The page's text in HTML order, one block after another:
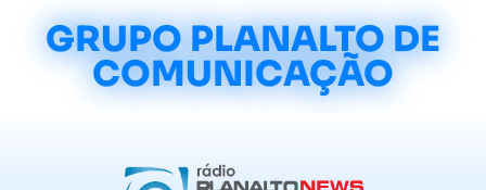
GRUPO PLANALTO DE
COMUNICAÇÃO